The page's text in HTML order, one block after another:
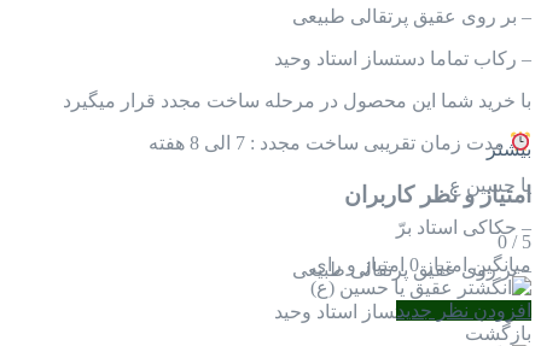
– بر روی عقیق پرتقالی طبیعی
– رکاب تماما دستساز استاد وحید
با خرید شما این محصول در مرحله ساخت مجدد قرار میگیرد
مدت زمان تقریبی ساخت مجدد : 7 الی 8 هفته
یا حسین ع
– حکاکی استاد برّ
– بر روی عقیق پرتقالی طبیعی
– رکاب تماما دستساز استاد وحید
بیشتر
امتیاز و نظر کاربران
5
/
0
میانگین امتیاز 0 امتیاز و رای
افزودن نظر جدید
بازگشت